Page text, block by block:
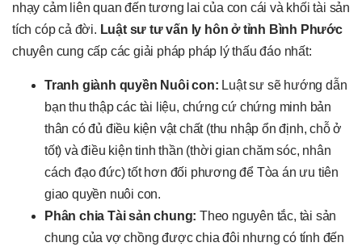
nhạy cảm liên quan đến tương lai của con cái và khối tài sản
tích cóp cả đời. Luật sư tư vấn ly hôn ở tỉnh Bình Phước
chuyên cung cấp các giải pháp pháp lý thấu đáo nhất:
Tranh giành quyền Nuôi con: Luật sư sẽ hướng dẫn
bạn thu thập các tài liệu, chứng cứ chứng minh bản
thân có đủ điều kiện vật chất (thu nhập ổn định, chỗ ở
tốt) và điều kiện tinh thần (thời gian chăm sóc, nhân
cách đạo đức) tốt hơn đối phương để Tòa án ưu tiên
giao quyền nuôi con.
Phân chia Tài sản chung: Theo nguyên tắc, tài sản
chung của vợ chồng được chia đôi nhưng có tính đến